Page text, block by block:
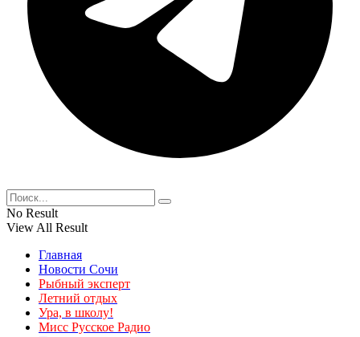
No Result
View All Result
Главная
Новости Сочи
Рыбный эксперт
Летний отдых
Ура, в школу!
Мисс Русское Радио